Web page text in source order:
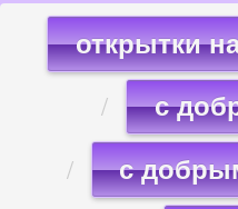
открытки
с
с